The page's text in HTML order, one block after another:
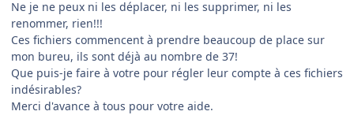
Ne je ne peux ni les déplacer, ni les supprimer, ni les
renommer, rien!!!
Ces fichiers commencent à prendre beaucoup de place sur
mon bureu, ils sont déjà au nombre de 37!
Que puis-je faire à votre pour régler leur compte à ces fichiers
indésirables?
Merci d'avance à tous pour votre aide.